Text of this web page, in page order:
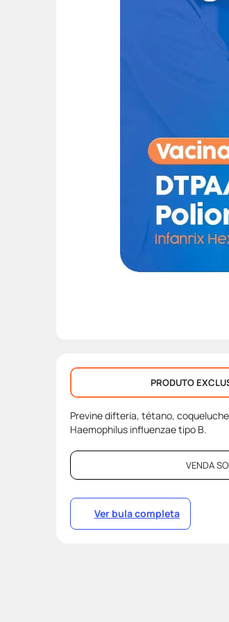
PRODUTO
Previne difteria, tétano,
Haemophilus influenzaetipo B.
VENDA
Ver bula completa